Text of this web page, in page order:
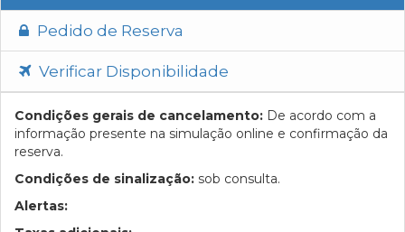
Pedido de Reserva
Verificar Disponibilidade
Condições gerais de cancelamento: De acordo com a
informação presente na simulação online e confirmação da
reserva.
Condições de sinalização: sob consulta.
Alertas: